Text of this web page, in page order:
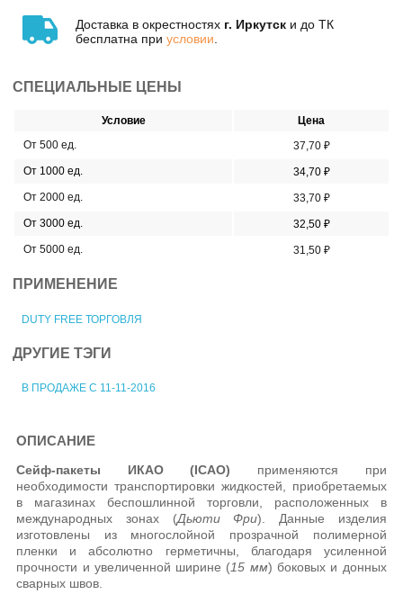
Доставка в окрестностях г. Иркутск и до ТК
бесплатна при условии
СПЕЦИАЛЬНЫЕ ЦЕНЫ
Условие
Цена
От 500 ед.
37,70 ₽
От 1000 ед.
34,70 ₽
От 2000 ед.
33,70 ₽
От 3000 ед.
32,50 ₽
От 5000 ед.
31,50 ₽
ПРИМЕНЕНИЕ
DUTY FREE ТОРГОВЛЯ
ДРУГИЕ ТЭГИ
В ПРОДАЖЕ С 11-11-2016
ОПИСАНИЕ
Сейф-пакеты ИКАО (ICAO) применяются при
необходимости транспортировки жидкостей, приобретаемых
в магазинах беспошлинной торговли, расположенных в
международных зонах (Дьюти Фри). Данные изделия
изготовлены из многослойной прозрачной полимерной
пленки и абсолютно герметичны, благодаря усиленной
прочности и увеличенной ширине (15 мм) боковых и донных
сварных швов.